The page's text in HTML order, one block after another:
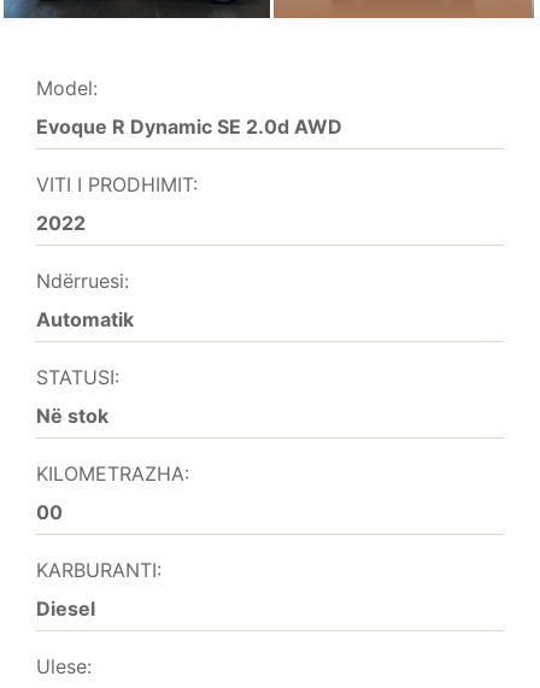
Model:
Evoque R Dynamic SE 2.0d AWD
VITI I PRODHIMIT:
2022
Ndërruesi:
Automatik
STATUSI:
Në stok
KILOMETRAZHA:
00
KARBURANTI:
Diesel
Ulese: